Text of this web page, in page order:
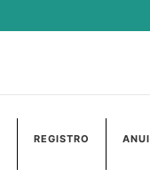
REGISTRO